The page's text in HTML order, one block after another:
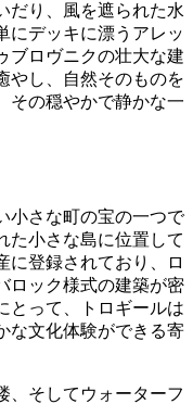
だり、風を遮られた水
にデッキに漂うアレッ
ブロヴニクの壮大な建
やし、自然そのものを
の穏やかで静かな一
小さな町の宝の一つで
た小さな島に位置して
に登録されており、ロ
ロック様式の建築が密
とって、トロギールは
な文化体験ができる寄
、そしてウォーターフ